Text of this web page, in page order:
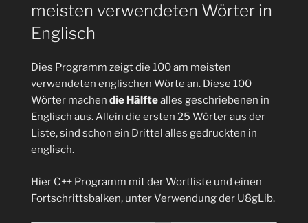
meisten verwendeten Wörter in
Englisch
Dies Programm zeigt die 100 am meisten
verwendeten englischen Wörte an. Diese 100
Wörter machen die Hälftealles geschriebenen in
Englisch aus. Allein die ersten 25 Wörter aus der
Liste, sind schon ein Drittel alles gedruckten in
englisch.
Hier C++ Programm mit der Wortliste und einen
Fortschrittsbalken, unter Verwendung der U8gLib.